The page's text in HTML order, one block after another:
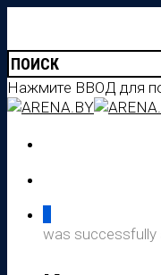
Нажмите ВВОД для
was successfully